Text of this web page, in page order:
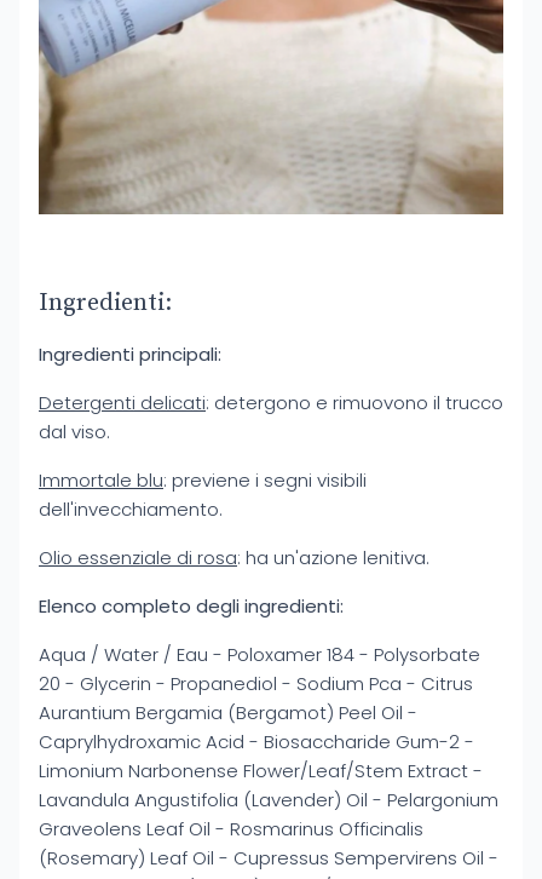
Ingredienti:
Ingredienti principali:
Detergenti delicati: detergono e rimuovono il trucco
dal viso.
Immortale blu: previene i segni visibili
dell'invecchiamento.
Olio essenziale di rosa: ha un'azione lenitiva.
Elenco completo degli ingredienti:
Aqua / Water / Eau - Poloxamer 184 - Polysorbate
20 - Glycerin - Propanediol - Sodium Pca - Citrus
Aurantium Bergamia (Bergamot) Peel Oil -
Caprylhydroxamic Acid - Biosaccharide Gum-2 -
Limonium Narbonense Flower/Leaf/Stem Extract -
Lavandula Angustifolia (Lavender) Oil - Pelargonium
Graveolens Leaf Oil - Rosmarinus Officinalis
(Rosemary) Leaf Oil - Cupressus Sempervirens Oil -